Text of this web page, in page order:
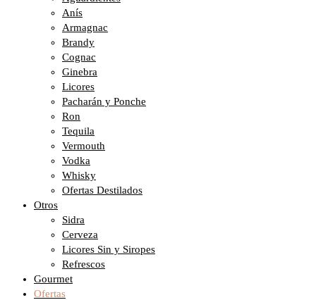
Anís
Armagnac
Brandy
Cognac
Ginebra
Licores
Pacharán y Ponche
Ron
Tequila
Vermouth
Vodka
Whisky
Ofertas Destilados
Otros
Sidra
Cerveza
Licores Sin y Siropes
Refrescos
Gourmet
Ofertas